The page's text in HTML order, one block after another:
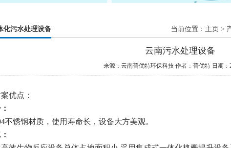
化污水处理设备 当前位置： 主页 >
云南污水处理设备
来源：云南普优特环保科技 作者：普优特 日期：
优点：
不锈钢材质，使用寿命长，设备大方美观。